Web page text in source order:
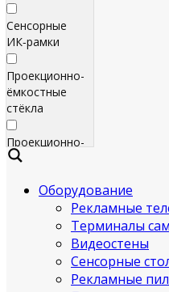
Сенсорные
ИК‑рамки
Проекционно-
ёмкостные
стёкла
Проекционно-
ёмкостные
Сенсорные
рекламные
Оборудование
Рекламные
Терминалы
Видеостены
Сенсорные
Рекламные